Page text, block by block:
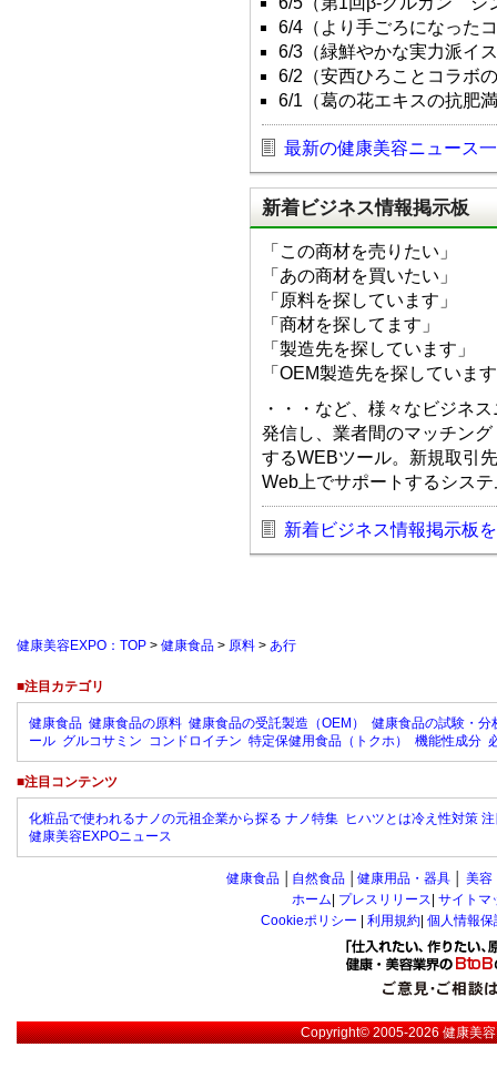
6/4（より手ごろになった
6/3（緑鮮やかな実力派イ
6/2（安西ひろことコラボ
6/1（葛の花エキスの抗肥
最新の健康美容ニュース
新着ビジネス情報掲示板
「この商材を売りたい」
「あの商材を買いたい」
「原料を探しています」
「商材を探してます」
「製造先を探しています」
「OEM製造先を探していま
・・・など、様々なビジネ
発信し、業者間のマッチン
するWEBツール。新規取引
Web上でサポートするシス
新着ビジネス情報掲示板
健康美容EXPO：TOP > 健康食品 > 原料 > あ行
■注目カテゴリ
健康食品 健康食品の原料 健康食品の受託製造（OEM）
健康食品の試験・分
ール グルコサミン コンドロイチン 特定保健用食品（トクホ） 機能性成分
■注目コンテンツ
化粧品で使われるナノの元祖企業から探る ナノ特集 ヒハツとは冷え性対策
健康美容EXPOニュース
健康食品 自然食品 健康用品・器具 美容
ホーム プレスリリース サイトマ
Cookieポリシー
利用規約 個人情報
Copyright© 2005-2026健康美